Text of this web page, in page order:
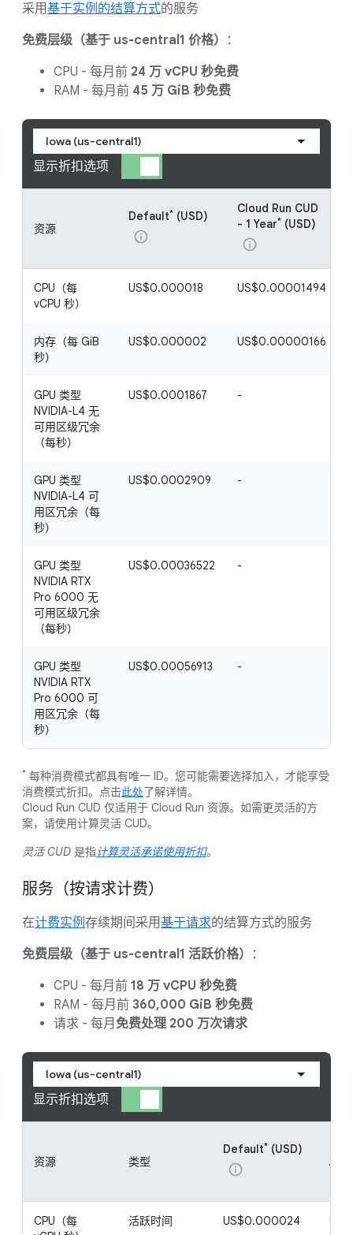
采用基于实例的结算方式的服务
免费层级（基于 us-central1 价格）
：
CPU - 每月前 24 万 vCPU 秒免费
RAM - 每月前 45 万 GiB 秒免费
Iowa (us-central1)
显示折扣选项
资源
Default* (USD)
info
Cloud Run CUD
- 1 Year* (USD)
info
CPU（每
vCPU 秒）
US$0.000018 US$0.00001494
内存（每 GiB
秒）
US$0.000002 US$0.00000166
GPU 类型
NVIDIA-L4 无
可用区级冗余
（每秒）
US$0.0001867 -
GPU 类型
NVIDIA-L4 可
用区冗余（每
秒）
US$0.0002909 -
GPU 类型
NVIDIA RTX
Pro 6000 无
可用区级冗余
（每秒）
US$0.00036522 -
GPU 类型
NVIDIA RTX
Pro 6000 可
用区冗余（每
秒）
US$0.00056913 -
* 每种消费模式都具有唯一 ID。您可能需要选择加入，才能享受
消费模式折扣。点击此处了解详情。
Cloud Run CUD 仅适用于 Cloud Run 资源。如需更灵活的方
案，请使用计算灵活 CUD。
灵活 CUD 是指计算灵活承诺使用折扣。
服务（按请求计费）
在计费实例存续期间采用基于请求的结算方式的服务
免费层级（基于 us-central1 活跃价格）
：
CPU - 每月前 18 万 vCPU 秒免费
RAM - 每月前 360,000 GiB 秒免费
请求 - 每月 免费处理 200 万次请求
Iowa (us-central1)
显示折扣选项
资源 类型
Default* (USD)
info
Year
CPU（每
活跃时间 US$0.000024